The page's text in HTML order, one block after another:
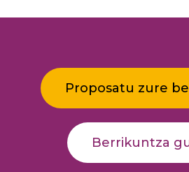
Proposatu zure
Berrikuntza